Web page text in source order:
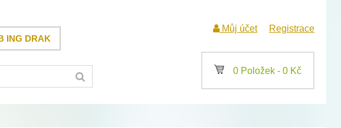
ING DRAK
Můj účet Registrace
a 0 Položek - 0 Kč